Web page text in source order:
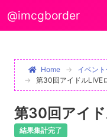
@imcgborder
Home
イベン
第30回アイドルLIVE
第30回アイ
結果集計完了